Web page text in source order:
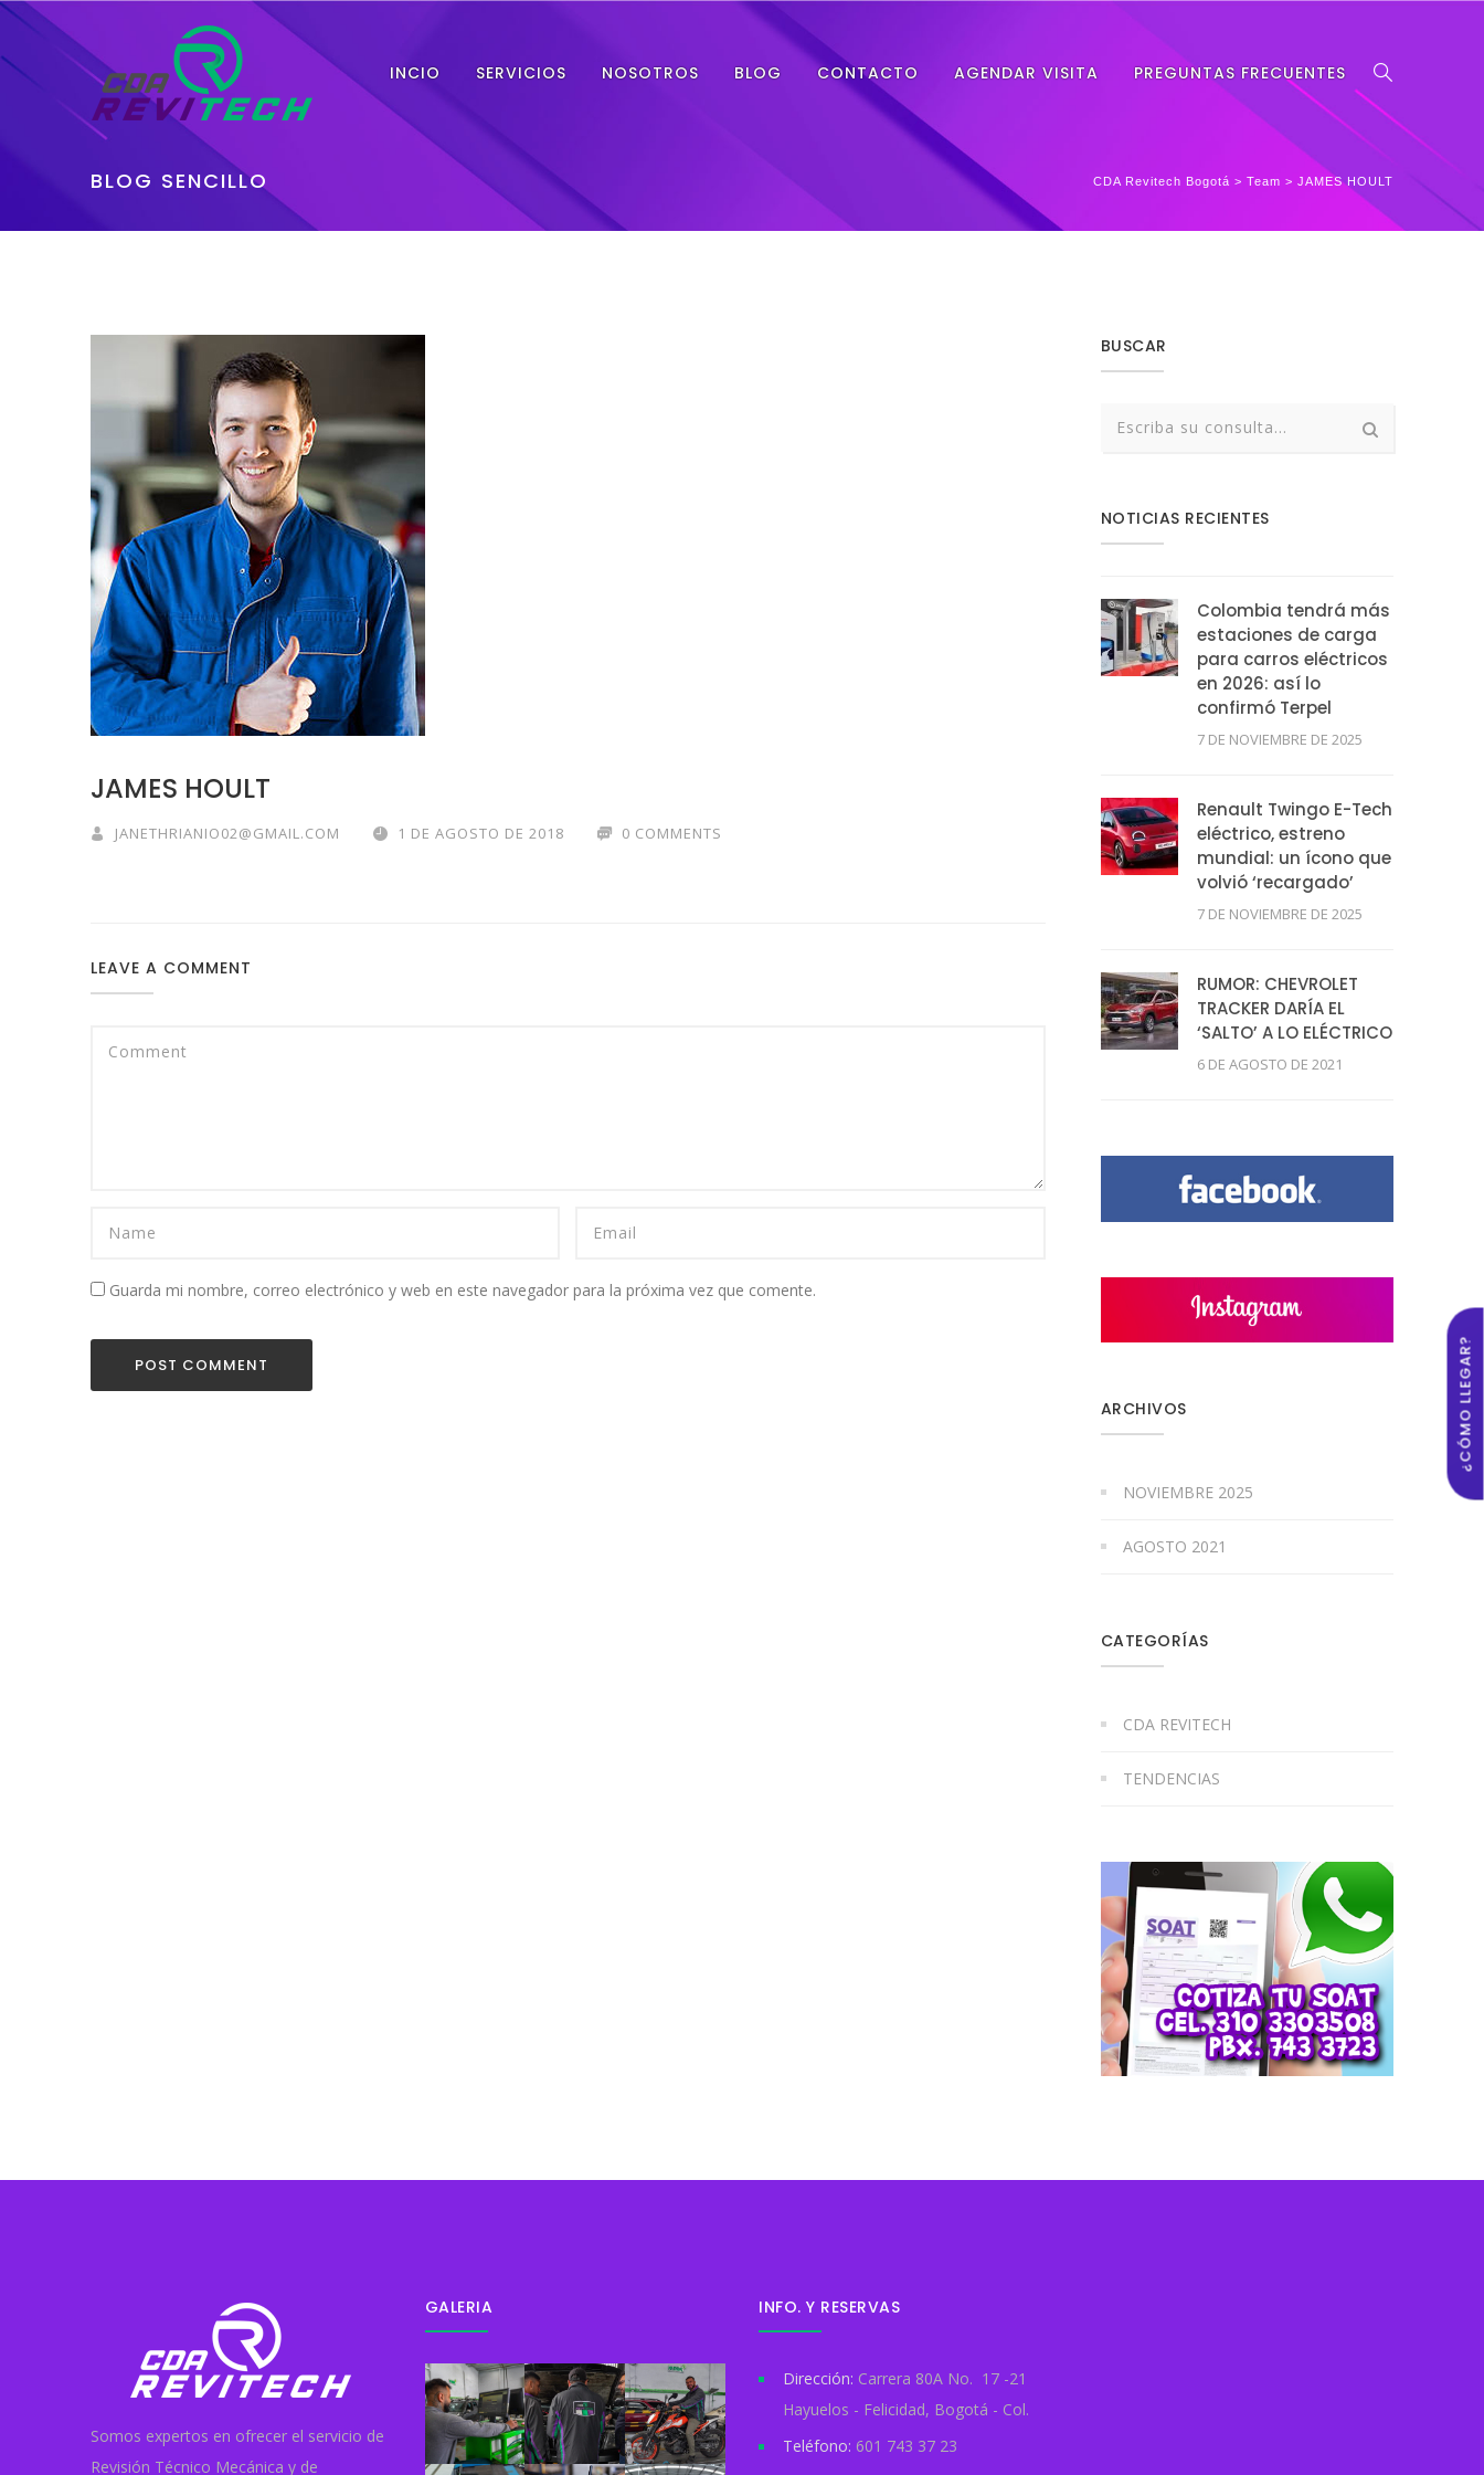
INCIO SERVICIOS NOSOTROS BLOG CONTACTO AGENDAR VISITA PREGUNTAS FRECUENTES
BLOG SENCILLO CDA Revitech Bogotá > Team > JAMES HOULT
JAMES HOULT
JANETHRIANIO02@GMAIL.COM 1 DE AGOSTO DE 2018 0 COMMENTS
LEAVE A COMMENT
Guarda mi nombre, correo electrónico y web en este navegador para la próxima vez que comente.
BUSCAR
NOTICIAS RECIENTES
Colombia tendrá más
estaciones de carga
para carros eléctricos
en 2026: así lo
confirmó Terpel
7 DE NOVIEMBRE DE 2025
Renault Twingo E-Tech
eléctrico, estreno
mundial: un ícono que
volvió ‘recargado’
7 DE NOVIEMBRE DE 2025
RUMOR: CHEVROLET
TRACKER DARÍA EL
‘SALTO’ A LO ELÉCTRICO
6 DE AGOSTO DE 2021
ARCHIVOS
NOVIEMBRE 2025
AGOSTO 2021
CATEGORÍAS
CDA REVITECH
TENDENCIAS
Somos expertos en ofrecer el servicio de
Revisión Técnico Mecánica y de
GALERIA INFO. Y RESERVAS
Dirección: Carrera 80A No. 17 -21
Hayuelos - Felicidad, Bogotá - Col.
Teléfono: 601 743 37 23
¿CÓMO LLEGAR?